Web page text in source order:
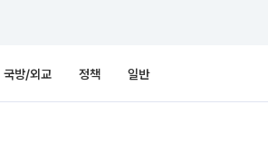
국방/외교 정책 일반